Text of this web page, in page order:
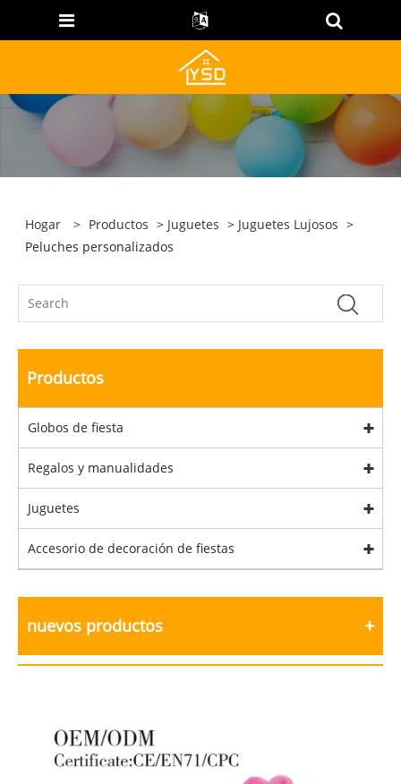
Hogar > Productos > Juguetes > Juguetes Lujosos >
Peluches personalizados
Productos
Globos de fiesta
Regalos y manualidades
Juguetes
Accesorio de decoración de fiestas
nuevos productos